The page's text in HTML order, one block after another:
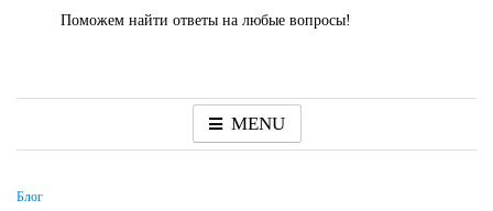
Поможем найти ответы на любые вопросы!
MENU
Блог